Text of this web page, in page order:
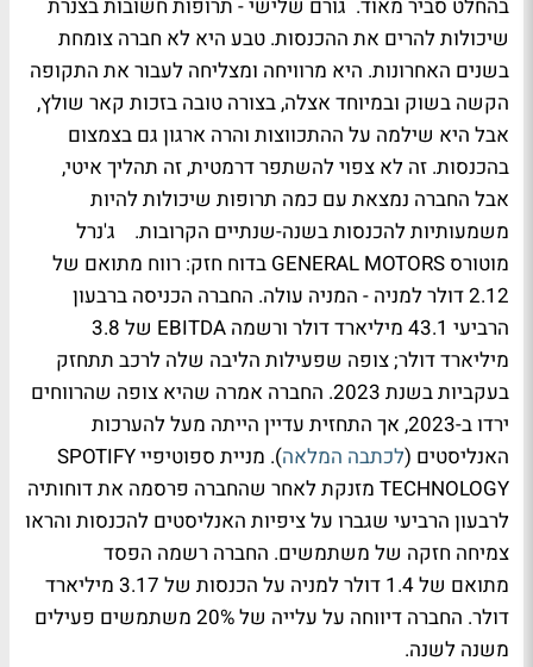
בהחלט סביר מאוד. גורם שלישי - תרופות חשובות בצנרת
שיכולות להרים את ההכנסות. טבע היא לא חברה צומחת
בשנים האחרונות. היא מרוויחה ומצליחה לעבור את התקופה
הקשה בשוק ובמיוחד אצלה, בצורה טובה בזכות קאר שולץ,
אבל היא שילמה על ההתכווצות והרה ארגון גם בצמצום
בהכנסות. זה לא צפוי להשתפר דרמטית, זה תהליך איטי,
אבל החברה נמצאת עם כמה תרופות שיכולות להיות
משמעותיות להכנסות בשנה-שנתיים הקרובות. ג'נרל
מוטורס GENERAL MOTORS בדוח חזק: רווח מתואם של
2.12 דולר למניה - המניה עולה. החברה הכניסה ברבעון
הרביעי 43.1 מיליארד דולר ורשמה EBITDA של 3.8
מיליארד דולר; צופה שפעילות הליבה שלה לרכב תתחזק
בעקביות בשנת 2023. החברה אמרה שהיא צופה שהרווחים
ירדו ב-2023, אך התחזית עדיין הייתה מעל להערכות
האנליסטים (לכתבה המלאה
). מניית ספוטיפיי SPOTIFY
TECHNOLOGY מזנקת לאחר שהחברה פרסמה את דוחותיה
לרבעון הרביעי שגברו על ציפיות האנליסטים להכנסות והראו
צמיחה חזקה של משתמשים. החברה רשמה הפסד
מתואם של 1.4 דולר למניה על הכנסות של 3.17 מיליארד
דולר. החברה דיווחה על עלייה של 20% משתמשים פעילים
משנה לשנה.